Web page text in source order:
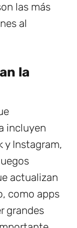
las más
al
la
incluyen
y Instagram,
actualizan
como apps
grandes